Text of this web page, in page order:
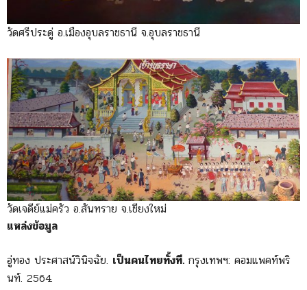
วัดศรีประดู่ อ.เมืองอุบลราชธานี จ.อุบลราชธานี
วัดเจดีย์แม่ครัว อ.สันทราย จ.เชียงใหม่
แหล่งข้อมูล
อู่ทอง ประศาสน์วินิจฉัย. เป็นคนไทยทั้งที. กรุงเทพฯ: คอมแพคท์พริ
นท์. 2564.